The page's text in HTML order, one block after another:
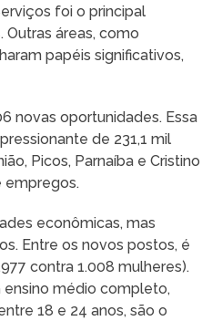
foi o principal
Outras áreas, como
papéis significativos,
novas oportunidades. Essa
de 231,1 mil
Picos, Parnaíba e Cristino
empregos.
econômicas, mas
Entre os novos postos, é
contra 1.008 mulheres).
ensino médio completo,
18 e 24 anos, são o